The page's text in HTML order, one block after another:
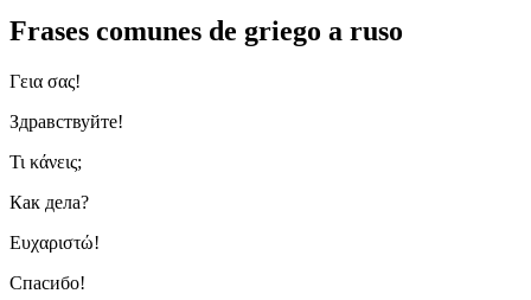
Frases comunes de griego a ruso
Γεια σας!
Здравствуйте!
Τι κάνεις;
Как дела?
Ευχαριστώ!
Спасибо!